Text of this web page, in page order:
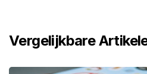
Vergelijkbare